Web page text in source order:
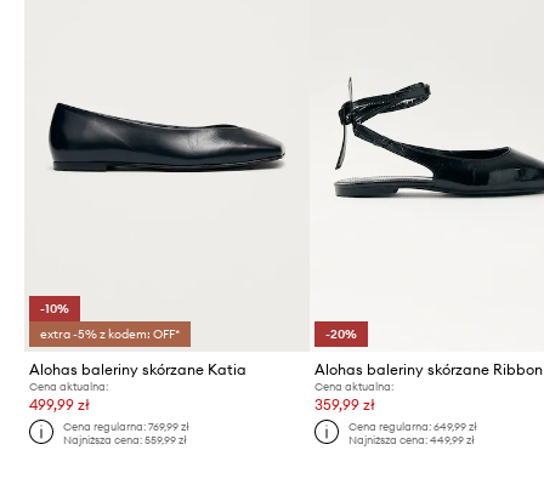
-10%
extra -5% z kodem: OFF*
Alohas baleriny skórzane Katia
Cena aktualna:
499,99 zł
Cena regularna:769,99 zł
Najniższa cena:559,99 zł
-20%
Alohas baleriny skórzane Ribbon
Cena aktualna:
359,99 zł
Cena regularna: 649,99 zł
Najniższa cena: 449,99 zł